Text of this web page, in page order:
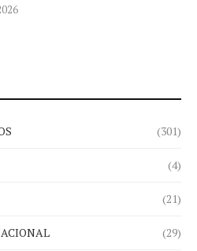
(301)
(4)
(21)
(29)